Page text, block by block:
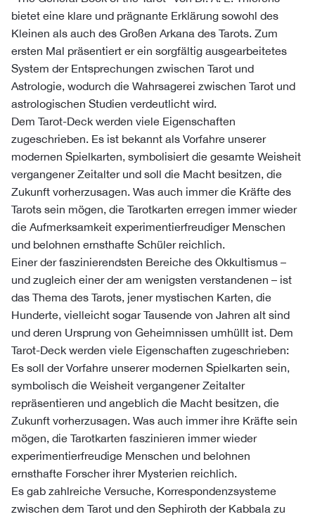
bietet eine klare und prägnante Erklärung sowohl des
Kleinen als auch des Großen Arkana des Tarots. Zum
ersten Mal präsentiert er ein sorgfältig ausgearbeitetes
System der Entsprechungen zwischen Tarot und
Astrologie, wodurch die Wahrsagerei zwischen Tarot und
astrologischen Studien verdeutlicht wird.
Dem Tarot-Deck werden viele Eigenschaften
zugeschrieben. Es ist bekannt als Vorfahre unserer
modernen Spielkarten, symbolisiert die gesamte Weisheit
vergangener Zeitalter und soll die Macht besitzen, die
Zukunft vorherzusagen. Was auch immer die Kräfte des
Tarots sein mögen, die Tarotkarten erregen immer wieder
die Aufmerksamkeit experimentierfreudiger Menschen
und belohnen ernsthafte Schüler reichlich.
Einer der faszinierendsten Bereiche des Okkultismus –
und zugleich einer der am wenigsten verstandenen – ist
das Thema des Tarots, jener mystischen Karten, die
Hunderte, vielleicht sogar Tausende von Jahren alt sind
und deren Ursprung von Geheimnissen umhüllt ist. Dem
Tarot-Deck werden viele Eigenschaften zugeschrieben:
Es soll der Vorfahre unserer modernen Spielkarten sein,
symbolisch die Weisheit vergangener Zeitalter
repräsentieren und angeblich die Macht besitzen, die
Zukunft vorherzusagen. Was auch immer ihre Kräfte sein
mögen, die Tarotkarten faszinieren immer wieder
experimentierfreudige Menschen und belohnen
ernsthafte Forscher ihrer Mysterien reichlich.
Es gab zahlreiche Versuche, Korrespondenzsysteme
zwischen dem Tarot und den Sephiroth der Kabbala zu